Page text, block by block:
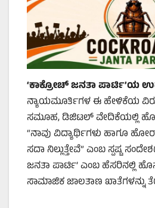
‘ಕಾಕ್ರೋಚ್ ಜನತಾ ಪಾರ್ಟಿ’ಯ
ನ್ಯಾಯಮೂರ್ತಿಗಳ ಈ ಹೇಳಿಕೆಯ
ಸಮೂಹ, ಡಿಜಿಟಲ್ ವೇದಿಕೆಯಲ್ಲಿ
“ನಾವು ವಿದ್ಯಾರ್ಥಿಗಳು ಹಾಗೂ
ಸದಾ ನಿಲ್ಲುತ್ತೇವೆ” ಎಂಬ ಸ್ಪಷ್ಟ
ಜನತಾ ಪಾರ್ಟಿ’ ಎಂಬ ಹೆಸರಿನಲ್ಲಿ
ಸಾಮಾಜಿಕ ಜಾಲತಾಣ ಖಾತೆಗಳನ್ನು